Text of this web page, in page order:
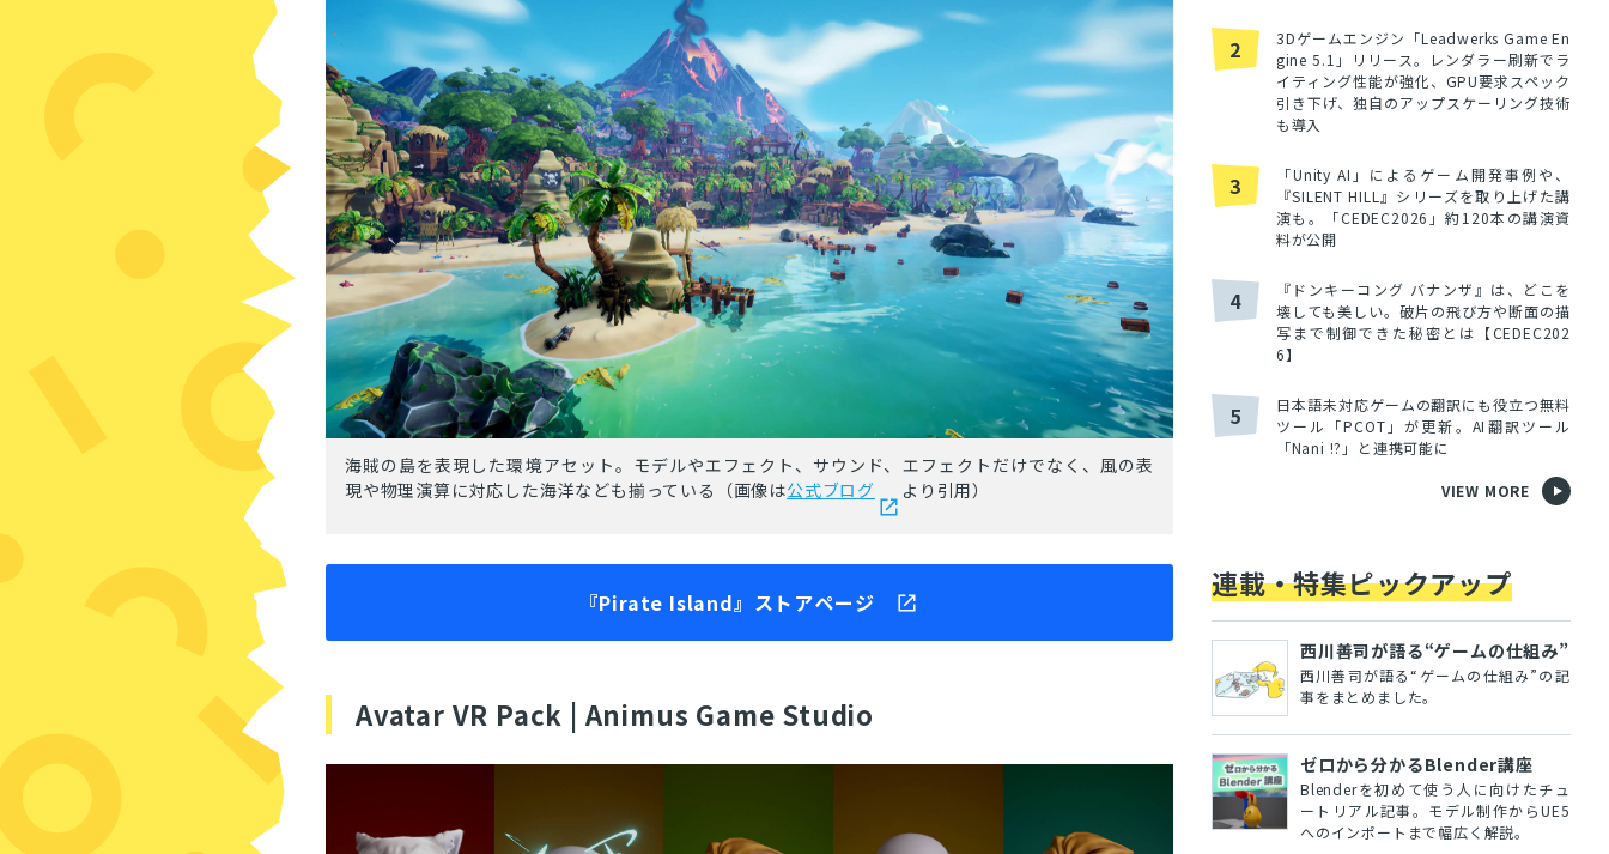
海賊の島を表現した環境アセット。モデルやエフェクト、サウンド、エフェクトだけでなく、風の表
現や物理演算に対応した海洋なども揃っている（画像は公式ブログ より引用）
『Pirate Island』ストアページ
Avatar VR Pack | Animus Game Studio
2
3Dゲームエンジン「Leadwerks Game En
gine 5.1」リリース。レンダラー刷新でラ
イティング性能が強化、GPU要求スペック
引き下げ、独自のアップスケーリング技術
も導入
3
「Unity AI」によるゲーム開発事例や、
『SILENT HILL』シリーズを取り上げた講
演も。「CEDEC2026」約120本の講演資
料が公開
4
『ドンキーコング バナンザ』は、どこを
壊しても美しい。破片の飛び方や断面の描
写まで制御できた秘密とは【CEDEC202
6】
5
日本語未対応ゲームの翻訳にも役立つ無料
ツール「PCOT」が更新。AI翻訳ツール
「Nani !?」と連携可能に
VIEW MORE
連載・特集ピックアップ
西川善司が語る“ゲームの仕組み”
西川善司が語る“ゲームの仕組み”の記
事をまとめました。
ゼロから分かるBlender講座
Blenderを初めて使う人に向けたチュ
ートリアル記事。モデル制作からUE5
へのインポートまで幅広く解説。
とじる